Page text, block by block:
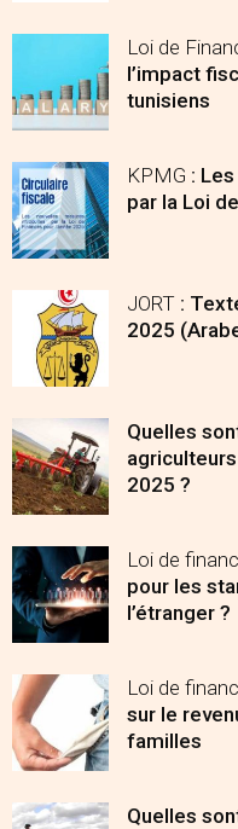
Loi de
l’impact
tunisiens
KPMG :
par la Loi
JORT :
2025
Quelles
2025 ?
Loi de
pour les
l’étranger ?
Loi de
sur le
familles
Quelles